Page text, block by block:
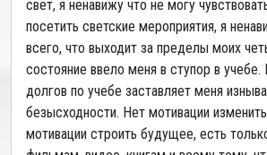
свет, я ненавижу что не могу
посетить светские мероприятия, я
всего, что выходит за пределы моих
состояние ввело меня в ступор в учебе.
долгов по учебе заставляет меня
безысходности. Нет мотивации
мотивации строить будущее, есть